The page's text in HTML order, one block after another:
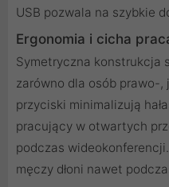
USB pozwala na szybkie
Ergonomia i cicha
Symetryczna konstrukcja
zarówno dla osób prawo-
przyciski minimalizują
pracujący w otwartych
podczas
męczy dłoni nawet